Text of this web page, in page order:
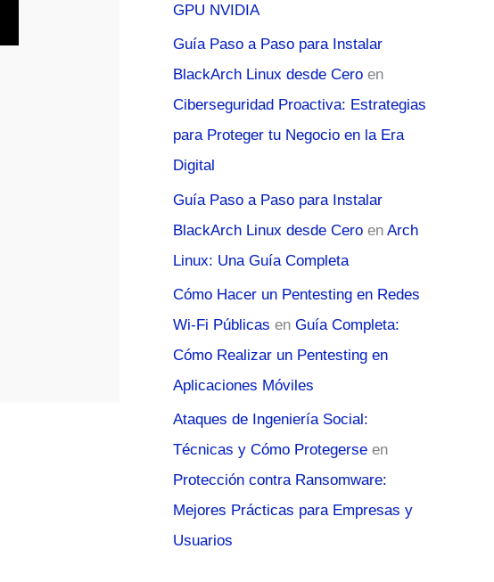
GPU NVIDIA
Guía Paso a Paso para Instalar
BlackArch Linux desde Cero en
Ciberseguridad Proactiva: Estrategias
para Proteger tu Negocio en la Era
Digital
Guía Paso a Paso para Instalar
BlackArch Linux desde Cero en Arch
Linux: Una Guía Completa
Cómo Hacer un Pentesting en Redes
Wi-Fi Públicas en Guía Completa:
Cómo Realizar un Pentesting en
Aplicaciones Móviles
Ataques de Ingeniería Social:
Técnicas y Cómo Protegerse en
Protección contra Ransomware:
Mejores Prácticas para Empresas y
Usuarios